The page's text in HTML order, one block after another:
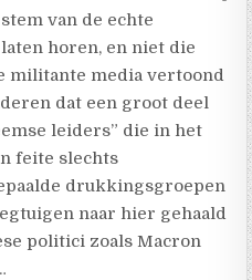
van de echte
horen, en niet die
militante media vertoond
dat een groot deel
leiders” die in het
feite slechts
drukkingsgroepen
naar hier gehaald
politici zoals Macron